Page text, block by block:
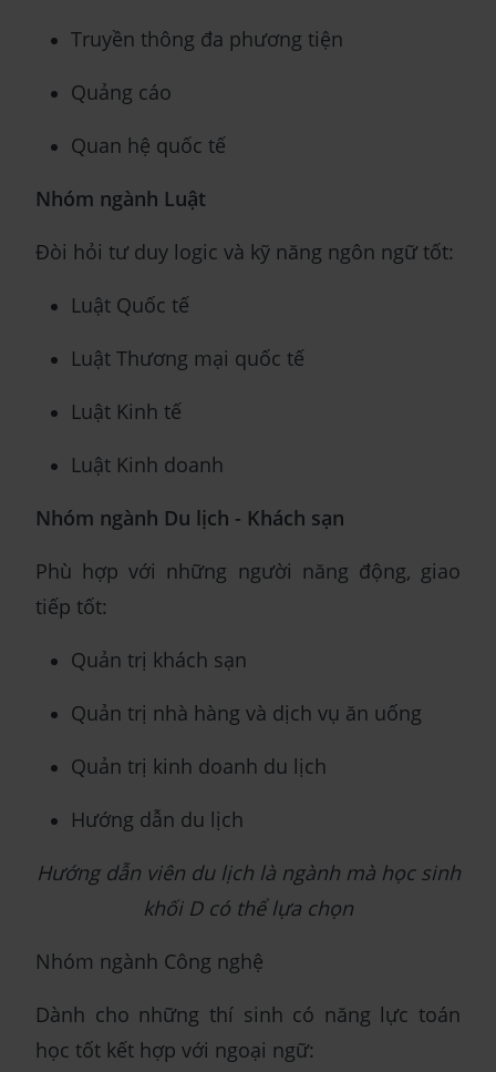
Truyền thông đa phương tiện
Quảng cáo
Quan hệ quốc tế
Nhóm ngành Luật
Đòi hỏi tư duy logic và kỹ năng ngôn ngữ tốt:
Luật Quốc tế
Luật Thương mại quốc tế
Luật Kinh tế
Luật Kinh doanh
Nhóm ngành Du lịch - Khách sạn
Phù hợp với những người năng động, giao
tiếp tốt:
Quản trị khách sạn
Quản trị nhà hàng và dịch vụ ăn uống
Quản trị kinh doanh du lịch
Hướng dẫn du lịch
Hướng dẫn viên du lịch là ngành mà học sinh
khối D có thể lựa chọn
Nhóm ngành Công nghệ
Dành cho những thí sinh có năng lực toán
học tốt kết hợp với ngoại ngữ: